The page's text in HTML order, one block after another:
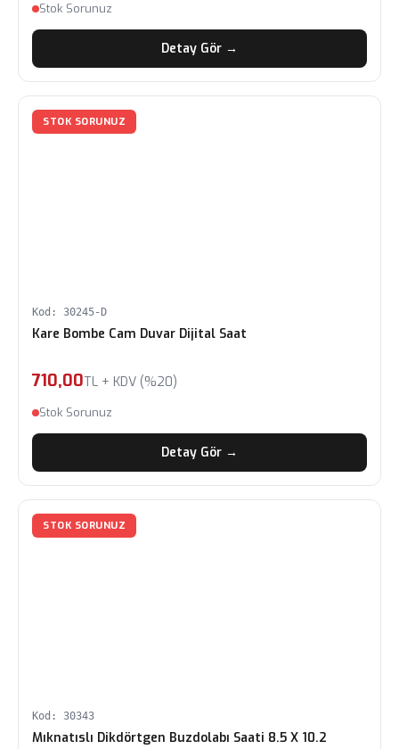
Stok Sorunuz
Detay Gör →
STOK SORUNUZ
Kod: 30245-D
Kare Bombe Cam Duvar Dijital Saat
710,00TL + KDV (%20)
Stok Sorunuz
Detay Gör →
STOK SORUNUZ
Kod: 30343
Mıknatıslı Dikdörtgen Buzdolabı Saati 8.5 X 10.2